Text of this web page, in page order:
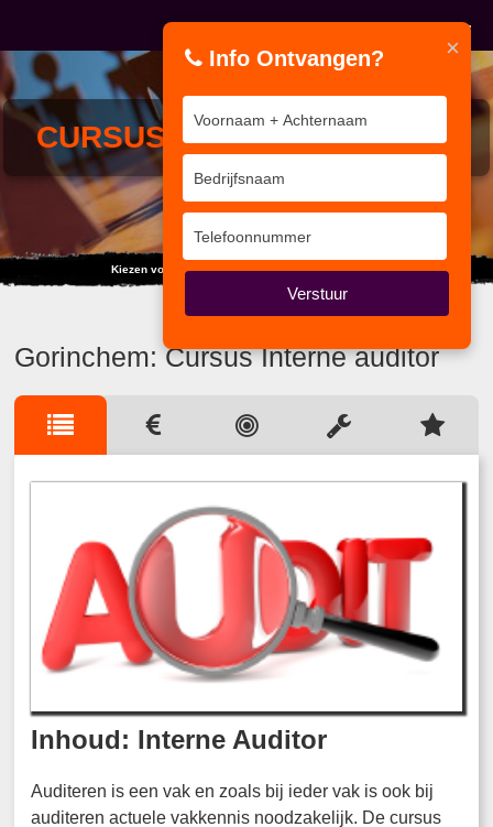
CURSUS INTERNE AUDITOR
Kiezen voor een training is kiezen voor een trainer
Gorinchem: Cursus Interne auditor
Inhoud: Interne Auditor
Auditeren is een vak en zoals bij ieder vak is ook bij
auditeren actuele vakkennis noodzakelijk. De cursus
×
Info Ontvangen?
Verstuur